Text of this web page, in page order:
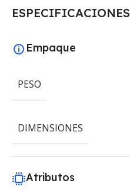
ESPECIFICACIONES
Empaque
PESO
DIMENSIONES
Atributos